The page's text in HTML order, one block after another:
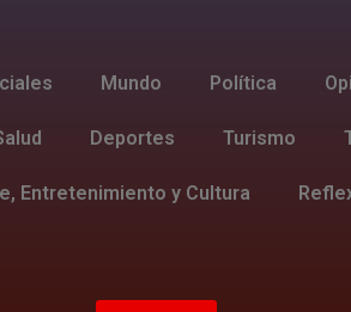
Mundo Política
Deportes Turismo
Entretenimiento y Cultura